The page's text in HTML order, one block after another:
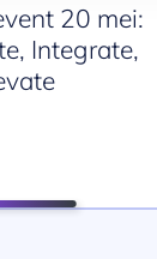
20 mei:
Integrate,